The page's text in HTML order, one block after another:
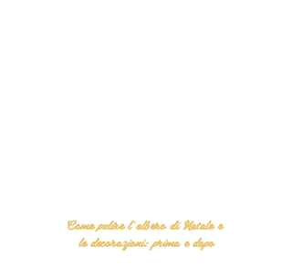
Come pulire l’albero di Natale e
le decorazioni: prima e dopo